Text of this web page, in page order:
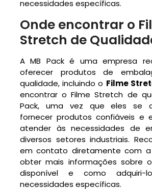
necessidades específicas.
Onde encontrar o
Stretch de
A MB Pack é uma empresa
oferecer produtos de
qualidade, incluindo o Filme
encontrar o Filme Stretch de
Pack, uma vez que eles se
fornecer produtos confiáveis e
atender às necessidades de
diversos setores industriais.
em contato diretamente com a
obter mais informações sobre
disponível e como adquiri-
necessidades específicas.